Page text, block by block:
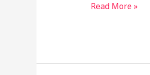
Read More »